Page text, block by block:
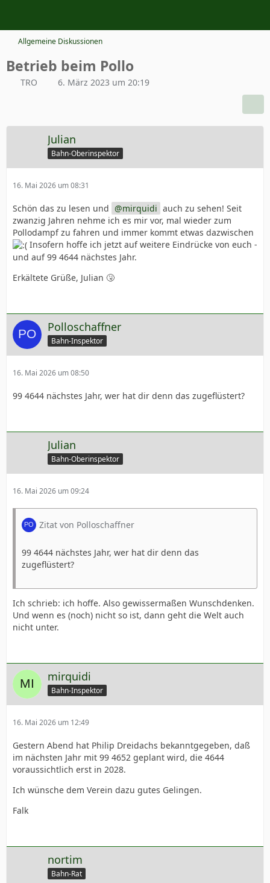
Allgemeine Diskussionen
Betrieb beim Pollo
TRO 6. März 2023 um 20:19
Julian
Bahn-Oberinspektor
16. Mai 2026 um 08:31
Schön das zu lesen und mirquidi auch zu sehen! Seit
zwanzig Jahren nehme ich es mir vor, mal wieder zum
Pollodampf zu fahren und immer kommt etwas dazwischen
Insofern hoffe ich jetzt auf weitere Eindrücke von euch -
und auf 99 4644 nächstes Jahr.
Erkältete Grüße, Julian 🤧
Polloschaffner
Bahn-Inspektor
16. Mai 2026 um 08:50
99 4644 nächstes Jahr, wer hat dir denn das zugeflüstert?
Julian
Bahn-Oberinspektor
16. Mai 2026 um 09:24
Zitat von Polloschaffner
99 4644 nächstes Jahr, wer hat dir denn das
zugeflüstert?
Ich schrieb: ich hoffe. Also gewissermaßen Wunschdenken.
Und wenn es (noch) nicht so ist, dann geht die Welt auch
nicht unter.
mirquidi
Bahn-Inspektor
16. Mai 2026 um 12:49
Gestern Abend hat Philip Dreidachs bekanntgegeben, daß
im nächsten Jahr mit 99 4652 geplant wird, die 4644
voraussichtlich erst in 2028.
Ich wünsche dem Verein dazu gutes Gelingen.
Falk
nortim
Bahn-Rat